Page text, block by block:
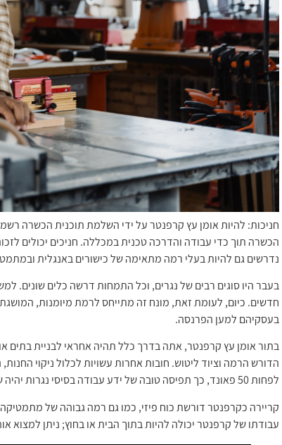
חניכות: להיות אומן עץ קרפנטר על ידי השלמת תוכנית הכשרה
הכשרה תוך כדי עבודה והדרכה טכנית במכללה. חניכים יכולים
נדרשים גם להיות בעלי רמה מתאימה של כישורים באנגלית
חדשים. כיום, לעומת זאת, מונח זה מתייחס לרמת מיומנות,
בעסקיהם למען הפרנסה.
בתור אומן עץ קרפנטר, אתה בדרך כלל תהיה אחראי לבניית בתים
הדורש הרמה וציוד ליטוש. חובות אחרות עשויות לכלול ניקוי
לפחות 50 פאונד, כך תפיסה טובה של ידע עבודה בסיסי נגרות יהיה שימושי.
קריירה כקרפנטר דורשת כוח פיזי, כמו גם רמה גבוהה של
עבודתו של קרפנטר יכולה להיות בתוך הבית או בחוץ; ניתן למצוא